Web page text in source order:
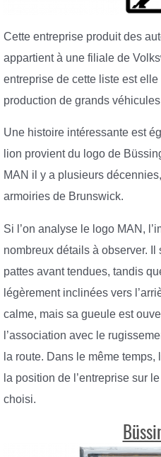
Cette entreprise produit des
appartient à une filiale de
entreprise de cette liste est
production de grands
Une histoire intéressante est
lion provient du logo de
MAN il y a plusieurs
armoiries de Brunswick.
Si l’on analyse le logo MAN,
nombreux détails à observer. Il
pattes avant tendues, tandis
légèrement inclinées vers
calme, mais sa gueule est
l’association avec le
la route. Dans le même temps,
la position de l’entreprise sur
choisi.